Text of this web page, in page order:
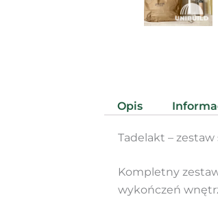
Opis
Tadelakt –
Kompletny
wykończeń